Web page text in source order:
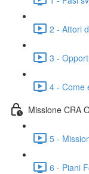
2 - Attori
3 -
4 - Come
Missione CRA
5 -
6 - Piani